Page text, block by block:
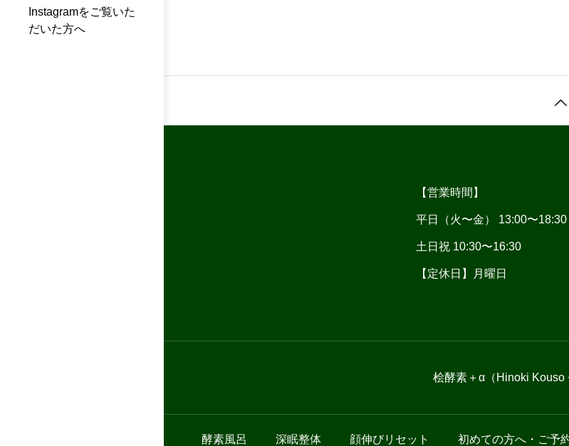
Instagramをご覧いた
だいた方へ
【営業時間】
平日（火〜金） 13:00〜18:30
土日祝 10:30〜16:30
【定休日】月曜日
桧酵素＋α（Hinoki Kouso
酵素風呂 深眠整体 顔伸びリセット 初めての方へ・ご予